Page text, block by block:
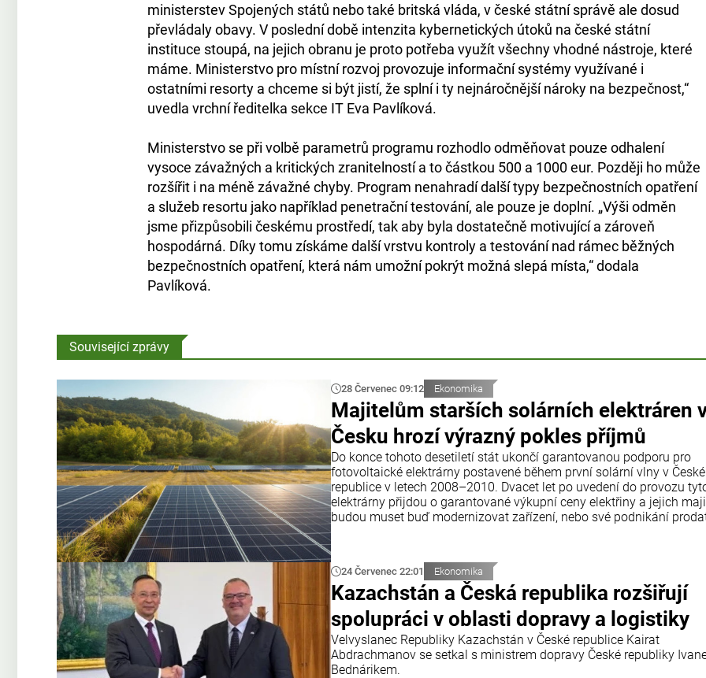
ministerstev Spojených států nebo také britská vláda, v české státní správě ale dosud
převládaly obavy. V poslední době intenzita kybernetických útoků na české státní
instituce stoupá, na jejich obranu je proto potřeba využít všechny vhodné nástroje, které
máme. Ministerstvo pro místní rozvoj provozuje informační systémy využívané i
ostatními resorty a chceme si být jistí, že splní i ty nejnáročnější nároky na bezpečnost,“
uvedla vrchní ředitelka sekce IT Eva Pavlíková.
Ministerstvo se při volbě parametrů programu rozhodlo odměňovat pouze odhalení
vysoce závažných a kritických zranitelností a to částkou 500 a 1000 eur. Později ho může
rozšířit i na méně závažné chyby. Program nenahradí další typy bezpečnostních opatření
a služeb resortu jako například penetrační testování, ale pouze je doplní. „Výši odměn
jsme přizpůsobili českému prostředí, tak aby byla dostatečně motivující a zároveň
hospodárná. Díky tomu získáme další vrstvu kontroly a testování nad rámec běžných
bezpečnostních opatření, která nám umožní pokrýt možná slepá místa,“ dodala
Pavlíková.
Související zprávy
28 Červenec 09:12 Ekonomika
Majitelům starších solárních elektráren
Česku hrozí výrazný pokles příjmů
Do konce tohoto desetiletí stát ukončí garantovanou podporu pro
fotovoltaické elektrárny postavené během první solární vlny v České
republice v letech 2008–2010. Dvacet let po uvedení do provozu
elektrárny přijdou o garantované výkupní ceny elektřiny a jejich
budou muset buď modernizovat zařízení, nebo své podnikání
24 Červenec 22:01 Ekonomika
Kazachstán a Česká republika rozšiřují
spolupráci v oblasti dopravy a logistiky
Velvyslanec Republiky Kazachstán v České republice Kairat
Abdrachmanov se setkal s ministrem dopravy České republiky
Bednárikem.